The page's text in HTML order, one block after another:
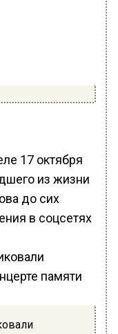
17 октября
из жизни
до сих
в соцсетях